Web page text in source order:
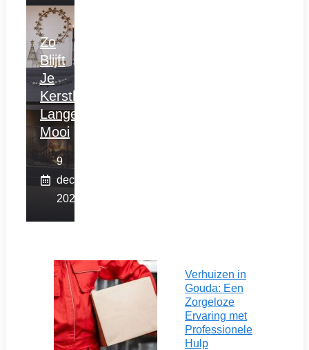
Zo
Blijft
Je
Kerstboom
Langer
Mooi
9
december
2025
Verhuizen in
Gouda: Een
Zorgeloze
Ervaring met
Professionele
Hulp